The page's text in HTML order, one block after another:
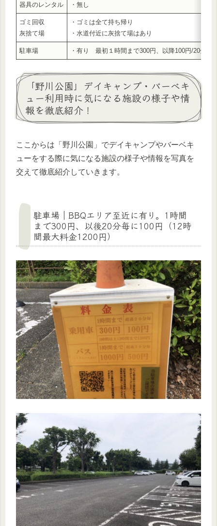
器具のレンタル ・無し
ゴミ回収
灰捨て場
・ゴミは全て持ち帰り
・水道付近に灰捨て場はあり
駐車場 ・有り 最初１時間まで300円、以降100円/20分毎
「野川公園」デイキャンプ・バーベキ
ュー利用時に気になる施設の様子や情
報を徹底紹介！
ここからは「野川公園」でデイキャンプやバーベキ
ューをする際に気になる施設の様子や情報を写真を
交えて徹底紹介していきます。
駐車場｜BBQエリア至近に有り。1時間
まで300円、以後20分毎に100円（12時
間最大料金1200円）